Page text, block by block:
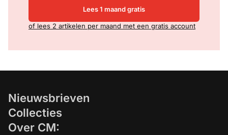
Lees 1 maand gratis
of lees 2 artikelen per maand met een gratis account
Nieuwsbrieven
Collecties
Over CM: